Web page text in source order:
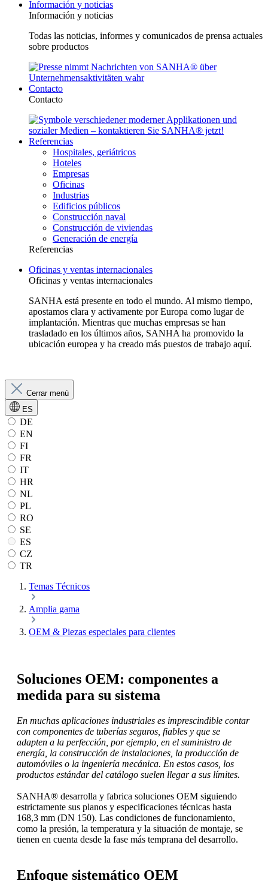
Información y noticias
Información y noticias
Todas las noticias, informes y comunicados de prensa actuales
sobre productos
Contacto
Contacto
Referencias
Hospitales, geriátricos
Hoteles
Empresas
Oficinas
Industrias
Edificios públicos
Construcción naval
Construcción de viviendas
Generación de energía
Referencias
Oficinas y ventas internacionales
Oficinas y ventas internacionales
SANHA está presente en todo el mundo. Al mismo tiempo,
apostamos clara y activamente por Europa como lugar de
implantación. Mientras que muchas empresas se han
trasladado en los últimos años, SANHA ha promovido la
ubicación europea y ha creado más puestos de trabajo aquí.
Cerrar menú
ES
DE
EN
FI
FR
IT
HR
NL
PL
RO
SE
ES
CZ
TR
Temas Técnicos
Amplia gama
OEM & Piezas especiales para clientes
Soluciones OEM: componentes a
medida para su sistema
En muchas aplicaciones industriales es imprescindible contar
con componentes de tuberías seguros, fiables y que se
adapten a la perfección, por ejemplo, en el suministro de
energía, la construcción de instalaciones, la producción de
automóviles o la ingeniería mecánica. En estos casos, los
productos estándar del catálogo suelen llegar a sus límites.
SANHA® desarrolla y fabrica soluciones OEM siguiendo
estrictamente sus planos y especificaciones técnicas hasta
168,3 mm (DN 150). Las condiciones de funcionamiento,
como la presión, la temperatura y la situación de montaje, se
tienen en cuenta desde la fase más temprana del desarrollo.
Enfoque sistemático OEM